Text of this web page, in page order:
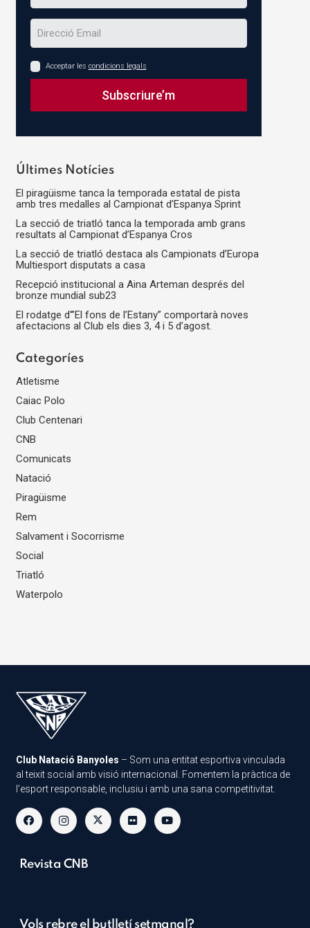
Acceptar les condicions legals
Subscriure’m
be
left
blank
Últimes Notícies
El piragüisme tanca la temporada estatal de pista
amb tres medalles al Campionat d’Espanya Sprint
La secció de triatló tanca la temporada amb grans
resultats al Campionat d’Espanya Cros
La secció de triatló destaca als Campionats d’Europa
Multiesport disputats a casa
Recepció institucional a Aina Arteman després del
bronze mundial sub23
El rodatge d'”El fons de l’Estany” comportarà noves
afectacions al Club els dies 3, 4 i 5 d’agost.
Categoríes
Atletisme
Caiac Polo
Club Centenari
CNB
Comunicats
Natació
Piragüisme
Rem
Salvament i Socorrisme
Social
Triatló
Waterpolo
Club Natació Banyoles – Som una entitat esportiva vinculada
al teixit social amb visió internacional. Fomentem la pràctica de
l’esport responsable, inclusiu i amb una sana competitivitat.
Revista CNB
Vols rebre el butlletí setmanal?